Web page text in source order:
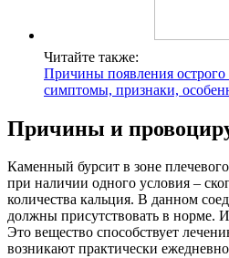
Читайте также:
Причины появления острого
симптомы, признаки,
Причины и
Каменный бурсит в зоне
при наличии одного условия –
количества кальция. В данном
должны присутствовать в норме.
Это вещество способствует
возникают практически